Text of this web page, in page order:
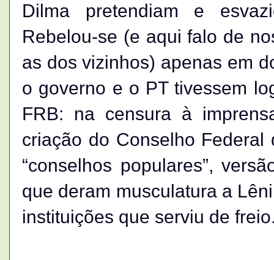
Dilma pretendiam e
Rebelou-se (e aqui falo de
as dos vizinhos) apenas em
o governo e o PT tivessem
FRB: na censura à
criação do Conselho
“conselhos populares”,
que deram musculatura a
instituições que serviu de